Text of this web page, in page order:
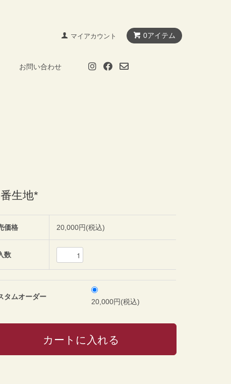
0アイテム
マイアカウント
お問い合わせ
生地*
価格 20,000円(税込)
数
タムオーダー
20,000円(税込)